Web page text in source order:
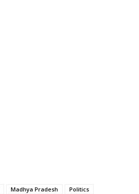
Madhya Pradesh Politics